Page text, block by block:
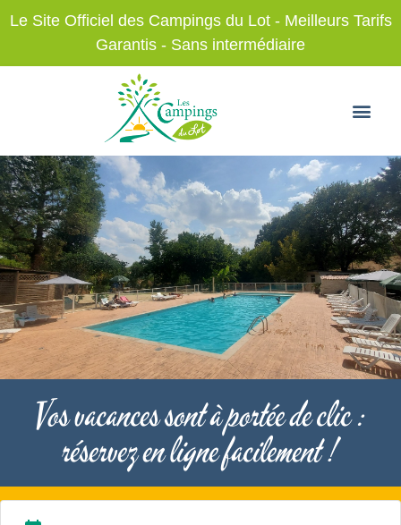
Le Site Officiel des Campings du Lot - Meilleurs Tarifs
Garantis - Sans intermédiaire
Vos vacances sont à portée de clic :
réservez en ligne facilement !